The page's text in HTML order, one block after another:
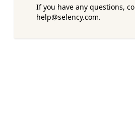
If you have any questions,
help@selency.com.